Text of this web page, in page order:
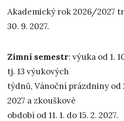
Akademický rok 2026/2027
30. 9. 2027.
Zimní semestr: výuka od 1.
tj. 13 výukových
týdnů, Vánoční prázdniny od
2027 a zkouškové
období od 11. 1. do 15. 2. 2027.